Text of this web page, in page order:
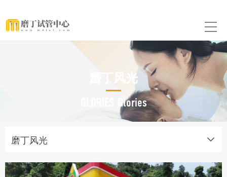
磨丁风光
GLORIES Glories
磨丁风光